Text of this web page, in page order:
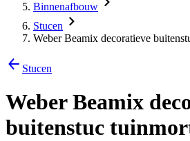
Binnenafbouw
Stucen
Weber Beamix decoratieve
Stucen
Weber Beamix
buitenstuc